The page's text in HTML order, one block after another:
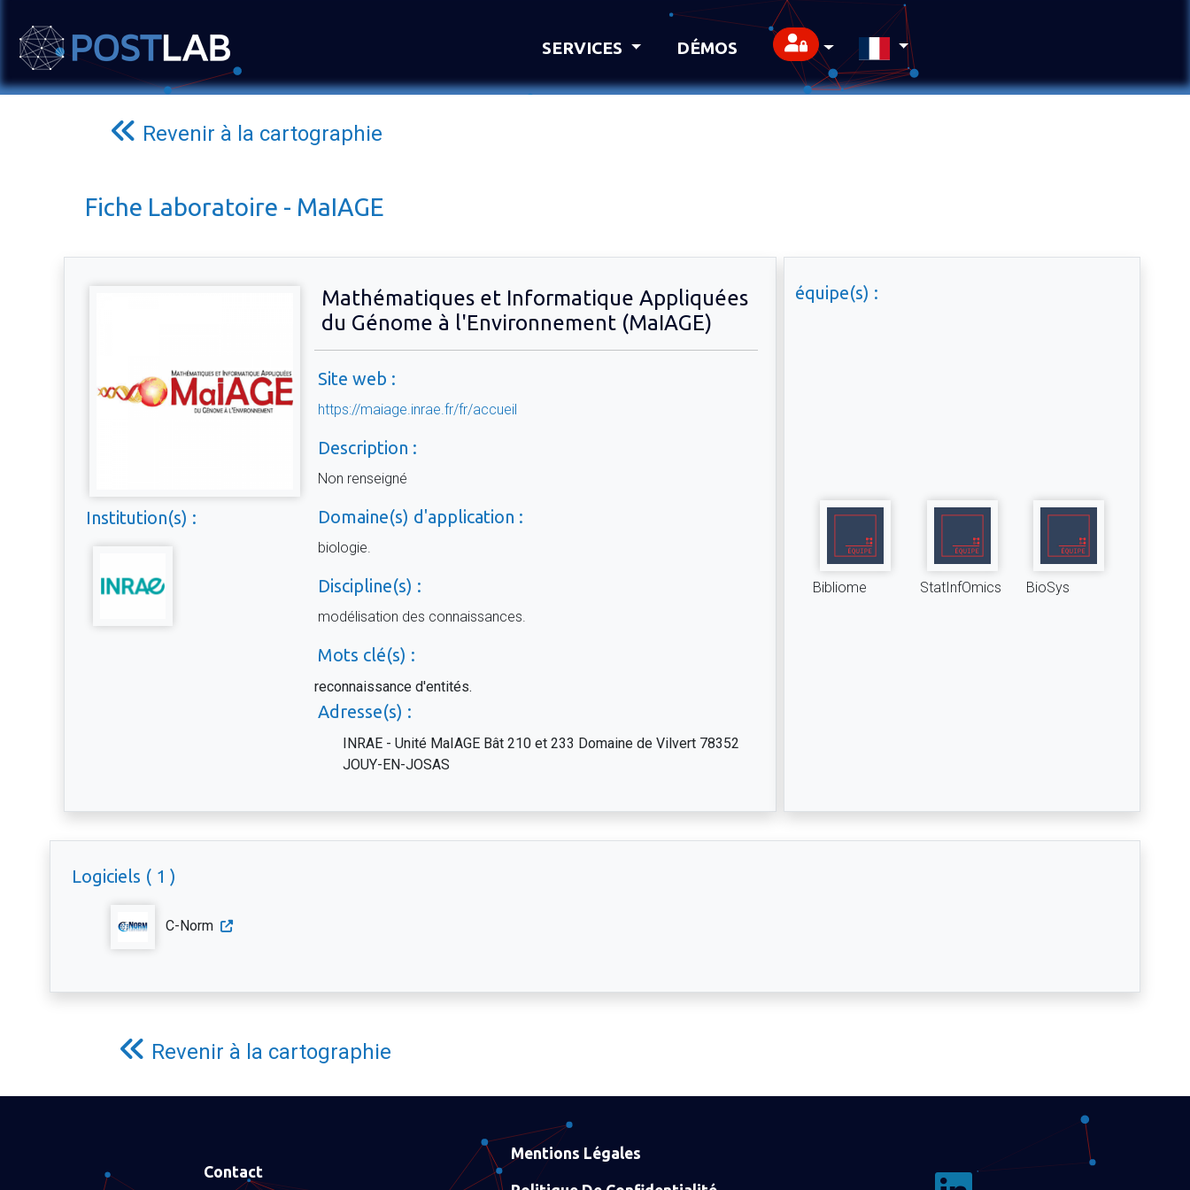
SERVICES DÉMOS
Revenir à la cartographie
Fiche Laboratoire - MaIAGE
Institution(s) :
Mathématiques et Informatique Appliquées
du Génome à l'Environnement (MaIAGE)
Site web :
https://maiage.inrae.fr/fr/accueil
Description :
Non renseigné
Domaine(s) d'application :
biologie.
Discipline(s) :
modélisation des connaissances.
Mots clé(s) :
reconnaissance d'entités.
Adresse(s) :
INRAE - Unité MaIAGE Bât 210 et 233 Domaine de Vilvert 78352
JOUY-EN-JOSAS
équipe(s) :
Bibliome StatInfOmics BioSys
Logiciels ( 1 )
C-Norm
Revenir à la cartographie
Contact
Mentions Légales